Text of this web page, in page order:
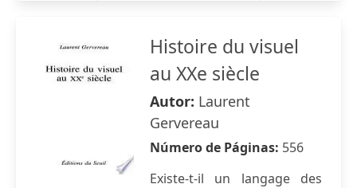
Histoire du visuel
au XXe siècle
Autor: Laurent
Gervereau
Número de Páginas: 556
Existe-t-il un langage des